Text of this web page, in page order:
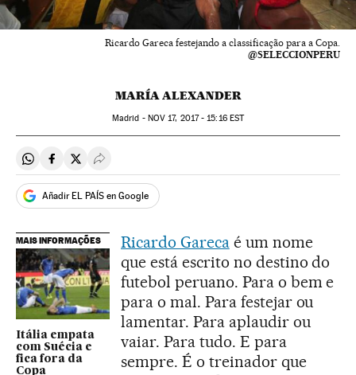
Ricardo Gareca festejando a classificação para a Copa.
@SELECCIONPERU
MARÍA ALEXANDER
Madrid - NOV 17, 2017 - 15:16EST
Compartir en Whatsapp
Compartir en Facebook
Compartir en Twitter
Desplegar Redes Sociales
Añadir EL PAÍS en Google
MAIS INFORMAÇÕES
Itália empata
com Suécia e
fica fora da
Copa
Ricardo Garecaé um nome
que está escrito no destino do
futebol peruano. Para o bem e
para o mal. Para festejar ou
lamentar. Para aplaudir ou
vaiar. Para tudo. E para
sempre. É o treinador que